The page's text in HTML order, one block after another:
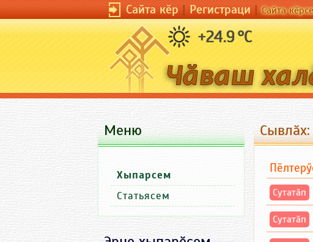
Сайта кӗр|Регистраци|Сайта
+24.9 °C
Сутатӑп
Сутатӑп
Меню
Хыпарсем
Статьясем